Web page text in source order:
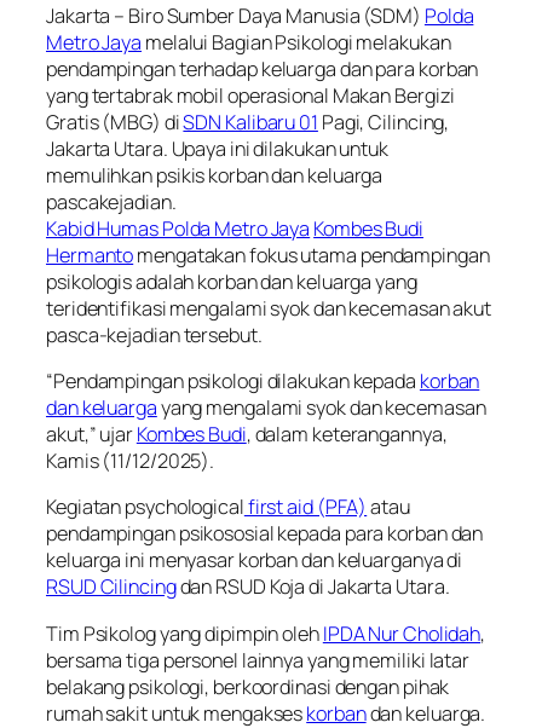
Jakarta – Biro Sumber Daya Manusia (SDM) Polda
Metro Jaya melalui Bagian Psikologi melakukan
pendampingan terhadap keluarga dan para korban
yang tertabrak mobil operasional Makan Bergizi
Gratis (MBG) diSDN Kalibaru 01 Pagi, Cilincing,
Jakarta Utara. Upaya ini dilakukan untuk
memulihkan psikis korban dan keluarga
pascakejadian.
Kabid Humas Polda Metro Jaya Kombes Budi
Hermantomengatakan fokus utama pendampingan
psikologis adalah korban dan keluarga yang
teridentifikasi mengalami syok dan kecemasan akut
pasca-kejadian tersebut.
“Pendampingan psikologi dilakukan kepada korban
dan keluargayang mengalami syok dan kecemasan
akut,” ujarKombes Budi, dalam keterangannya,
Kamis (11/12/2025).
Kegiatan psychologicalfirst aid (PFA) atau
pendampingan psikososial kepada para korban dan
keluarga ini menyasar korban dan keluarganya di
RSUD Cilincingdan RSUD Koja di Jakarta Utara.
Tim Psikolog yang dipimpin olehIPDA Nur Cholidah,
bersama tiga personel lainnya yang memiliki latar
belakang psikologi, berkoordinasi dengan pihak
rumah sakit untuk mengakseskorbandan keluarga.